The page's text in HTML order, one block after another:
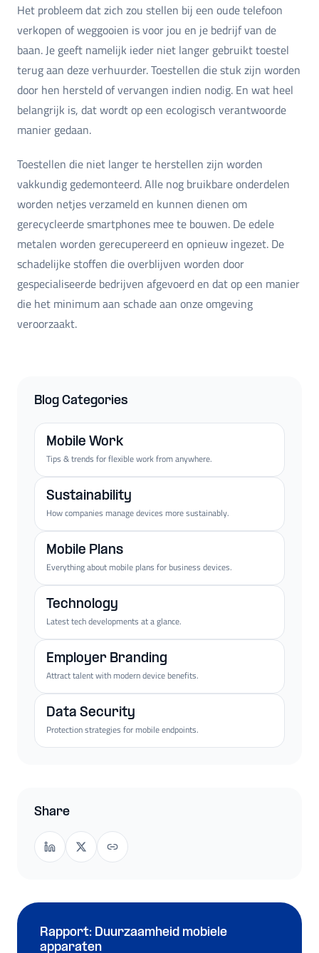
Het probleem dat zich zou stellen bij een oude telefoon
verkopen of weggooien is voor jou en je bedrijf van de
baan. Je geeft namelijk ieder niet langer gebruikt toestel
terug aan deze verhuurder. Toestellen die stuk zijn worden
door hen hersteld of vervangen indien nodig. En wat heel
belangrijk is, dat wordt op een ecologisch verantwoorde
manier gedaan.
Toestellen die niet langer te herstellen zijn worden
vakkundig gedemonteerd. Alle nog bruikbare onderdelen
worden netjes verzameld en kunnen dienen om
gerecycleerde smartphones mee te bouwen. De edele
metalen worden gerecupereerd en opnieuw ingezet. De
schadelijke stoffen die overblijven worden door
gespecialiseerde bedrijven afgevoerd en dat op een manier
die het minimum aan schade aan onze omgeving
veroorzaakt.
Blog Categories
Mobile Work
Tips & trends for flexible work from anywhere.
Sustainability
How companies manage devices more sustainably.
Mobile Plans
Everything about mobile plans for business devices.
Technology
Latest tech developments at a glance.
Employer Branding
Attract talent with modern device benefits.
Data Security
Protection strategies for mobile endpoints.
Share
Rapport: Duurzaamheid mobiele
apparaten